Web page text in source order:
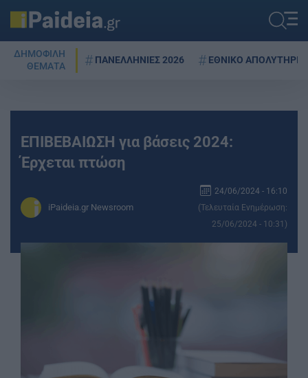
ΔΗΜΟΦΙΛΗ
ΘΕΜΑΤΑ
ΠΑΝΕΛΛΗΝΙΕΣ 2026 ΕΘΝΙΚΟ ΑΠΟΛΥΤΗΡΙΟ
ΕΠΙΒΕΒΑΙΩΣΗ για βάσεις 2024:
Έρχεται πτώση
iPaideia.gr Newsroom
24/06/2024 - 16:10
(Τελευταία Ενημέρωση:
25/06/2024 - 10:31)